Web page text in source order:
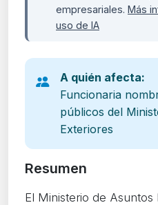
empresariales. Más
uso de IA
A quién afecta:
Funcionaria
públicos del
Exteriores
Resumen
El Ministerio de Asuntos